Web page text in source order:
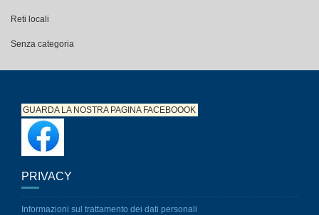
Reti locali
Senza categoria
GUARDA LA NOSTRA PAGINAFACEBOOOK
PRIVACY
Informazioni sul trattamento dei dati personali